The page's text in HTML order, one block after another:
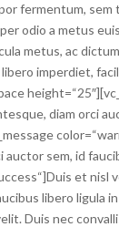
fermentum, sem
odio a metus
metus, ac
imperdiet,
diam orci
sem, id
et nisl
libero ligula
Duis nec